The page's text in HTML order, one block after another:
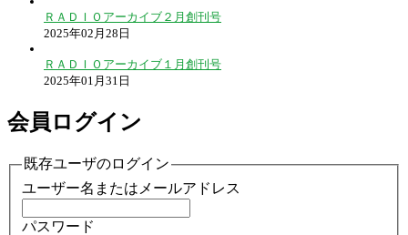
ＲＡＤＩＯアーカイブ２月創刊号
2025年02月28日
ＲＡＤＩＯアーカイブ１月創刊号
2025年01月31日
会員ログイン
既存ユーザのログイン
ユーザー名またはメールアドレス
パスワード